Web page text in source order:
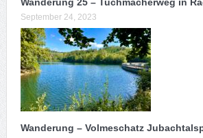
September 24, 2023
Wanderung – Volmeschatz